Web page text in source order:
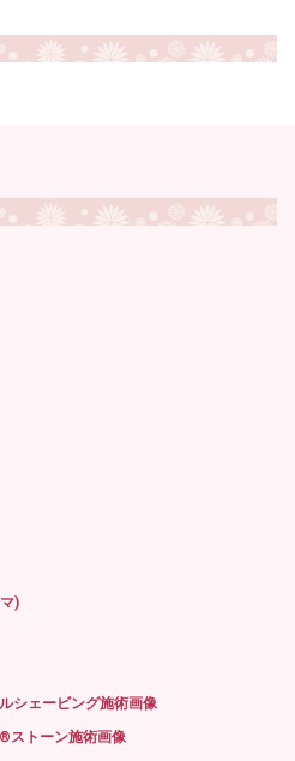
)
シェービング施術画像
ストーン施術画像